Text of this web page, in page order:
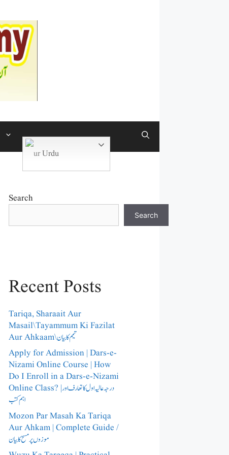
Urdu
Search
Search
Recent Posts
Tariqa, Sharaait Aur
Masail\Tayammum Ki Fazilat
Aur Ahkaam\تیمم کا بیان
Apply for Admission | Dars-e-
Nizami Online Course | How
Do I Enroll in a Dars-e-Nizami
Online Class? |درجہ عالیہ اول کا تعارف اور
اہم کتب
Mozon Par Masah Ka Tariqa
Aur Ahkam | Complete Guide /​
موزوں پر مسح کا بیان